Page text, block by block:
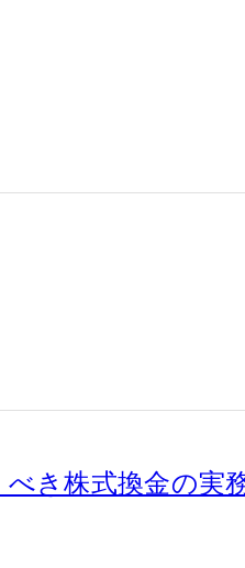
き株式換金の実